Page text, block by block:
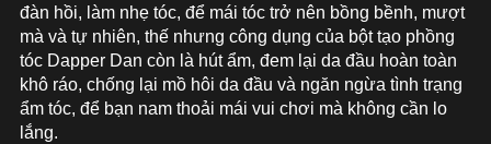
đàn hồi, làm nhẹ tóc, để mái tóc trở nên bồng bềnh, mượt
mà và tự nhiên, thế nhưng công dụng của bột tạo phồng
tóc Dapper Dan còn là hút ẩm, đem lại da đầu hoàn toàn
khô ráo, chống lại mồ hôi da đầu và ngăn ngừa tình trạng
ẩm tóc, để bạn nam thoải mái vui chơi mà không cần lo
lắng.